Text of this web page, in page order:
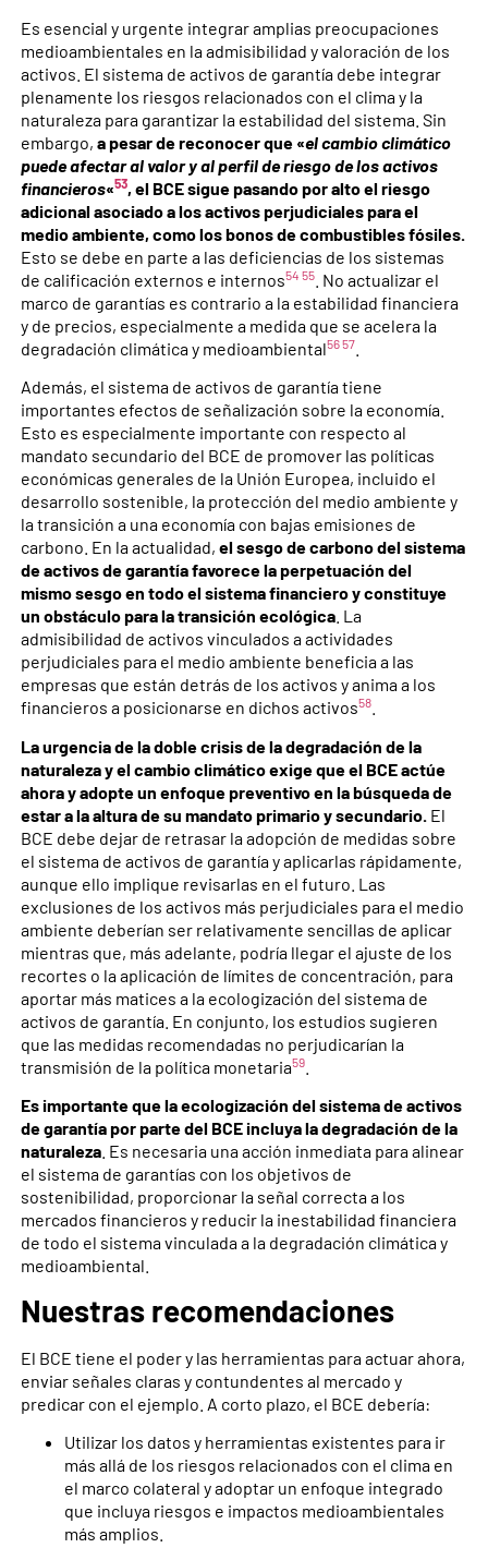
Es esencial y urgente integrar amplias preocupaciones
medioambientales en la admisibilidad y valoración de los
activos. El sistema de activos de garantía debe integrar
plenamente los riesgos relacionados con el clima y la
naturaleza para garantizar la estabilidad del sistema. Sin
embargo, a pesar de reconocer que «el cambio climático
puede afectar al valor y al perfil de riesgo de los activos
financieros«53, el BCE sigue pasando por alto el riesgo
adicional asociado a los activos perjudiciales para el
medio ambiente, como los bonos de combustibles fósiles.
Esto se debe en parte a las deficiencias de los sistemas
de calificación externos e internos54 55 . No actualizar el
marco de garantías es contrario a la estabilidad financiera
y de precios, especialmente a medida que se acelera la
degradación climática y medioambiental5657
Además, el sistema de activos de garantía tiene
importantes efectos de señalización sobre la economía.
Esto es especialmente importante con respecto al
mandato secundario del BCE de promover las políticas
económicas generales de la Unión Europea, incluido el
desarrollo sostenible, la protección del medio ambiente y
la transición a una economía con bajas emisiones de
carbono. En la actualidad, el sesgo de carbono del sistema
de activos de garantía favorece la perpetuación del
mismo sesgo en todo el sistema financiero y constituye
un obstáculo para la transición ecológica . La
admisibilidad de activos vinculados a actividades
perjudiciales para el medio ambiente beneficia a las
empresas que están detrás de los activos y anima a los
financieros a posicionarse en dichos activos58
La urgencia de la doble crisis de la degradación de la
naturaleza y el cambio climático exige que el BCE actúe
ahora y adopte un enfoque preventivo en la búsqueda de
estar a la altura de su mandato primario y secundario. El
BCE debe dejar de retrasar la adopción de medidas sobre
el sistema de activos de garantía y aplicarlas rápidamente,
aunque ello implique revisarlas en el futuro. Las
exclusiones de los activos más perjudiciales para el medio
ambiente deberían ser relativamente sencillas de aplicar
mientras que, más adelante, podría llegar el ajuste de los
recortes o la aplicación de límites de concentración, para
aportar más matices a la ecologización del sistema de
activos de garantía. En conjunto, los estudios sugieren
que las medidas recomendadas no perjudicarían la
transmisión de la política monetaria59
Es importante que la ecologización del sistema de activos
de garantía por parte del BCE incluya la degradación de la
naturaleza . Es necesaria una acción inmediata para alinear
el sistema de garantías con los objetivos de
sostenibilidad, proporcionar la señal correcta a los
mercados financieros y reducir la inestabilidad financiera
de todo el sistema vinculada a la degradación climática y
medioambiental.
Nuestras recomendaciones
El BCE tiene el poder y las herramientas para actuar ahora,
enviar señales claras y contundentes al mercado y
predicar con el ejemplo. A corto plazo, el BCE debería:
Utilizar los datos y herramientas existentes para ir
más allá de los riesgos relacionados con el clima en
el marco colateral y adoptar un enfoque integrado
que incluya riesgos e impactos medioambientales
más amplios.